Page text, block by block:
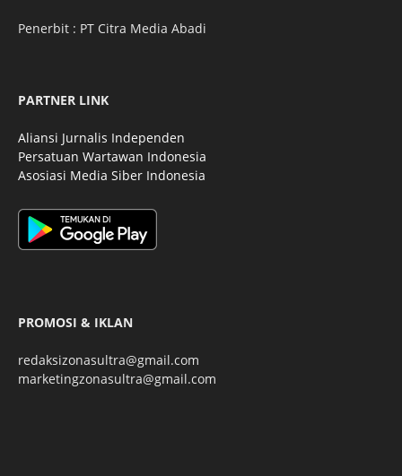
Penerbit : PT Citra Media Abadi
PARTNER LINK
Aliansi Jurnalis Independen
Persatuan Wartawan Indonesia
Asosiasi Media Siber Indonesia
PROMOSI & IKLAN
redaksizonasultra@gmail.com
marketingzonasultra@gmail.com